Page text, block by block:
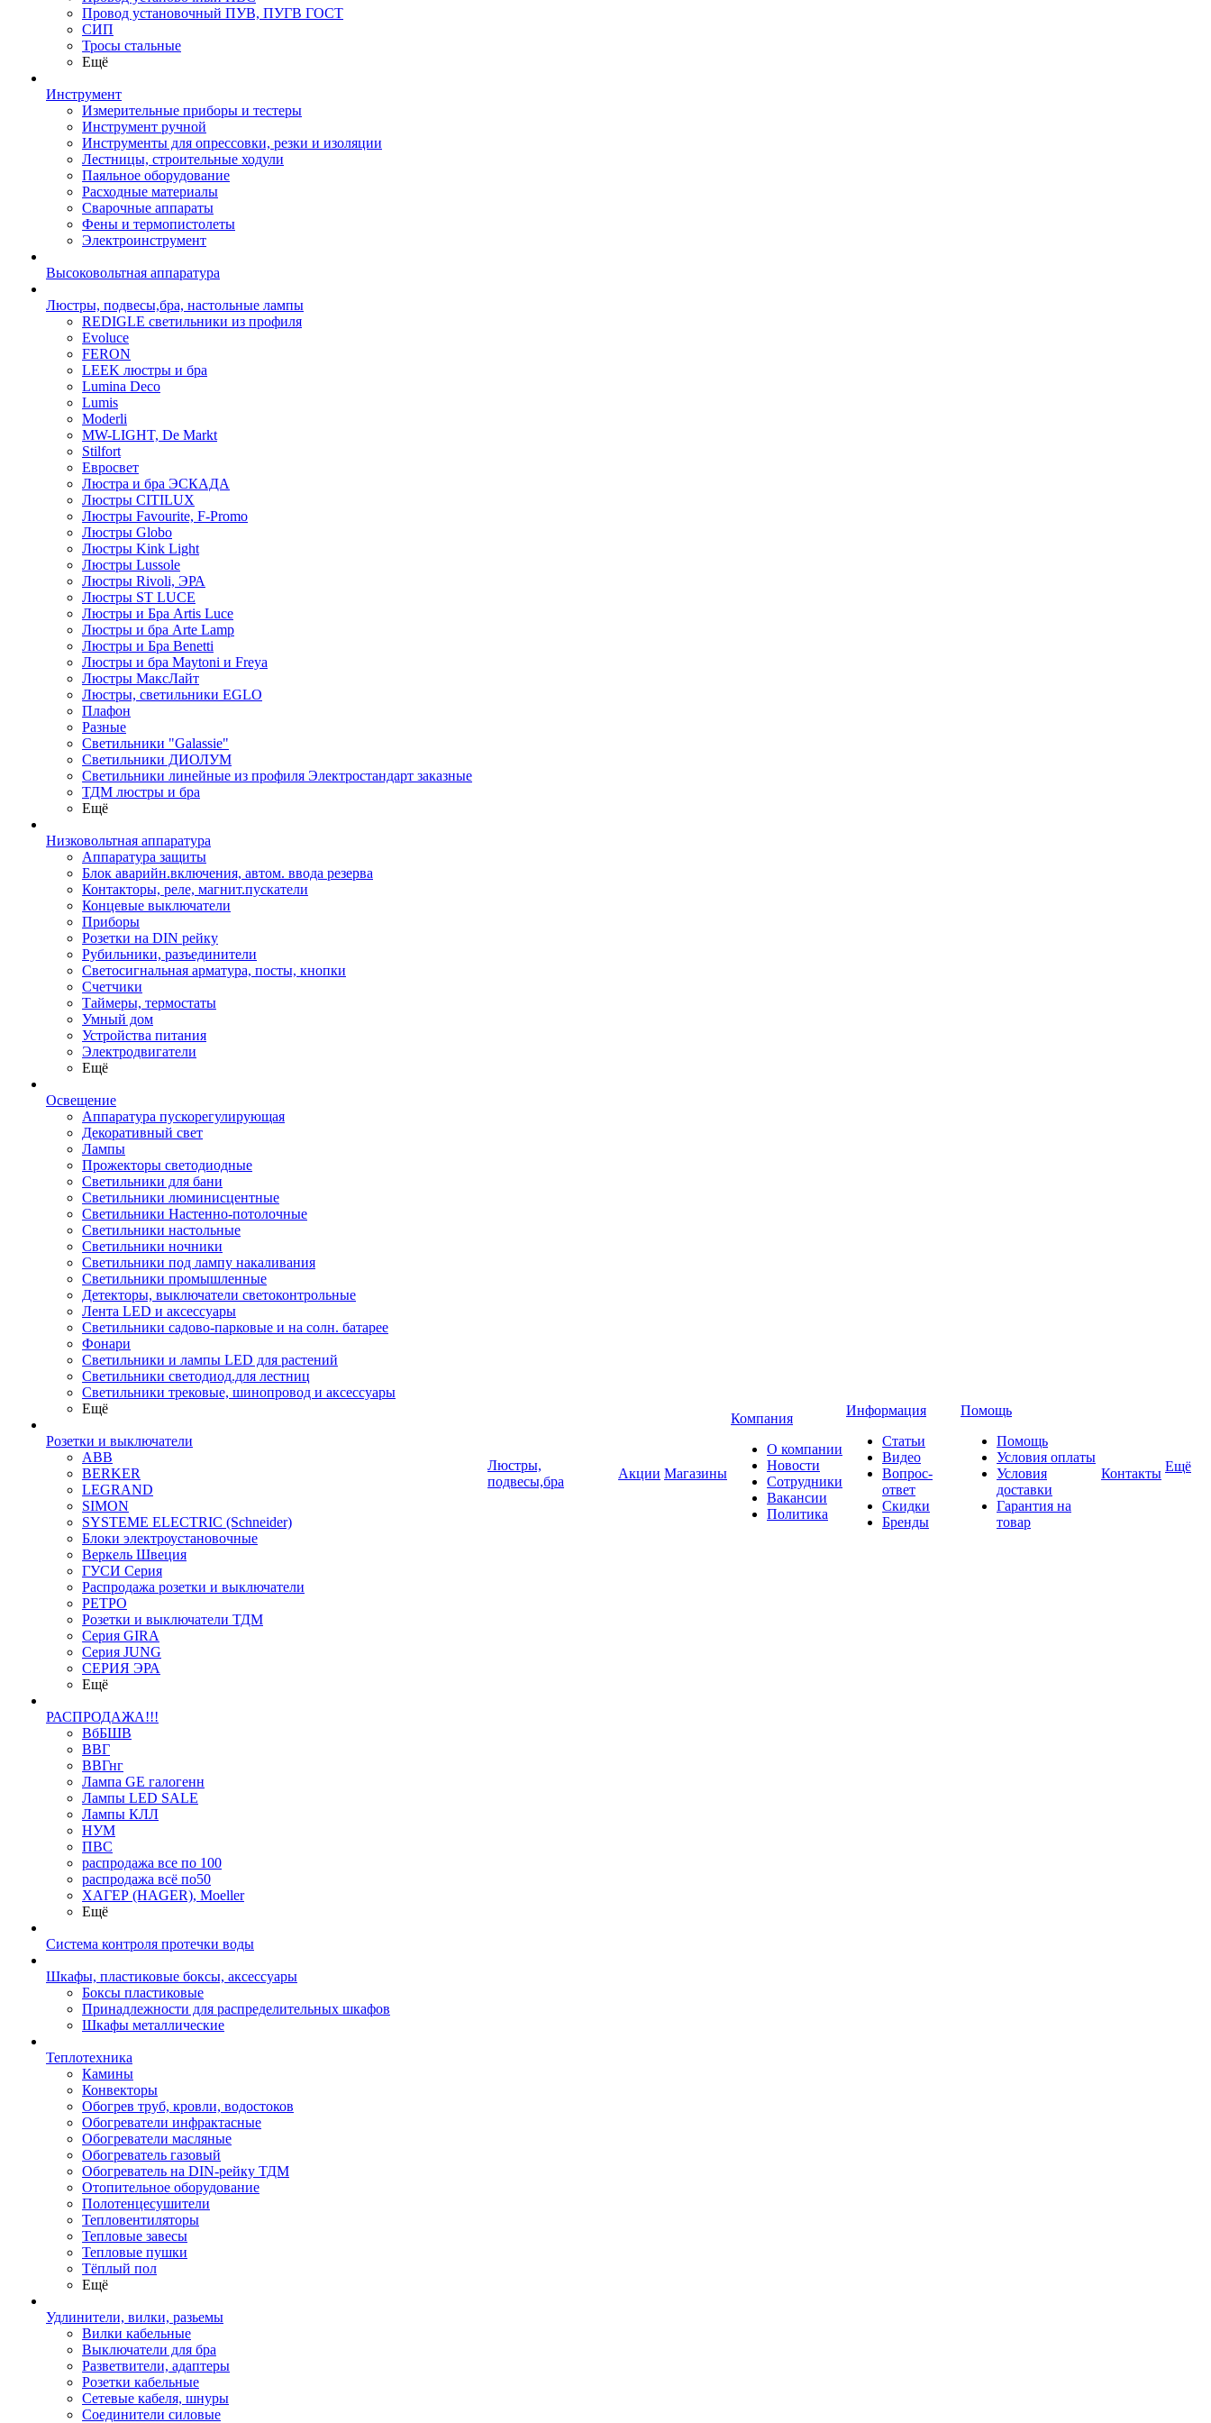
Провод установочный ПУВ, ПУГВ ГОСТ
СИП
Тросы стальные
Ещё
Инструмент
Измерительные приборы и тестеры
Инструмент ручной
Инструменты для опрессовки, резки и изоляции
Лестницы, строительные ходули
Паяльное оборудование
Расходные материалы
Сварочные аппараты
Фены и термопистолеты
Электроинструмент
Высоковольтная аппаратура
Люстры, подвесы,бра, настольные лампы
REDIGLE светильники из профиля
Evoluce
FERON
LEEK люстры и бра
Lumina Deco
Lumis
Moderli
MW-LIGHT, De Markt
Stilfort
Евросвет
Люстра и бра ЭСКАДА
Люстры CITILUX
Люстры Favourite, F-Promo
Люстры Globo
Люстры Kink Light
Люстры Lussole
Люстры Rivoli, ЭРА
Люстры ST LUCE
Люстры и Бра Artis Luce
Люстры и бра Arte Lamp
Люстры и Бра Benetti
Люстры и бра Maytoni и Freya
Люстры МаксЛайт
Люстры, светильники EGLO
Плафон
Разные
Светильники "Galassie"
Светильники ДИОЛУМ
Светильники линейные из профиля Электростандарт заказные
ТДМ люстры и бра
Ещё
Низковольтная аппаратура
Аппаратура защиты
Блок аварийн.включения, автом. ввода резерва
Контакторы, реле, магнит.пускатели
Концевые выключатели
Приборы
Розетки на DIN рейку
Рубильники, разъединители
Светосигнальная арматура, посты, кнопки
Счетчики
Таймеры, термостаты
Умный дом
Устройства питания
Электродвигатели
Ещё
Освещение
Аппаратура пускорегулирующая
Декоративный свет
Лампы
Прожекторы светодиодные
Светильники для бани
Светильники люминисцентные
Светильники Настенно-потолочные
Светильники настольные
Светильники ночники
Светильники под лампу накаливания
Светильники промышленные
Детекторы, выключатели светоконтрольные
Лента LED и аксессуары
Светильники садово-парковые и на солн. батарее
Фонари
Светильники и лампы LED для растений
Светильники светодиод.для лестниц
Светильники трековые, шинопровод и аксессуары
Ещё
Розетки и выключатели
ABB
BERKER
LEGRAND
SIMON
SYSTEME ELECTRIC (Schneider)
Блоки электроустановочные
Веркель Швеция
ГУСИ Серия
Распродажа розетки и выключатели
РЕТРО
Розетки и выключатели ТДМ
Серия GIRA
Серия JUNG
СЕРИЯ ЭРА
Ещё
РАСПРОДАЖА!!!
ВбБШВ
ВВГ
ВВГнг
Лампа GE галогенн
Лампы LED SALE
Лампы КЛЛ
НУМ
ПВС
распродажа все по 100
распродажа всё по50
ХАГЕР (HAGER), Moeller
Ещё
Система контроля протечки воды
Шкафы, пластиковые боксы, аксессуары
Боксы пластиковые
Принадлежности для распределительных шкафов
Шкафы металлические
Теплотехника
Камины
Конвекторы
Обогрев труб, кровли, водостоков
Обогреватели инфрактасные
Обогреватели масляные
Обогреватель газовый
Обогреватель на DIN-рейку ТДМ
Отопительное оборудование
Полотенцесушители
Тепловентиляторы
Тепловые завесы
Тепловые пушки
Тёплый пол
Ещё
Удлинители, вилки, разьемы
Вилки кабельные
Выключатели для бра
Разветвители, адаптеры
Розетки кабельные
Сетевые кабеля, шнуры
Соединители силовые
Люстры,
подвесы,бра
Акции Магазины
Компания
О компании
Новости
Сотрудники
Вакансии
Политика
Информация
Статьи
Видео
Вопрос-
ответ
Скидки
Бренды
Помощь
Помощь
Условия оплаты
Условия
доставки
Гарантия на
товар
Контакты Ещё